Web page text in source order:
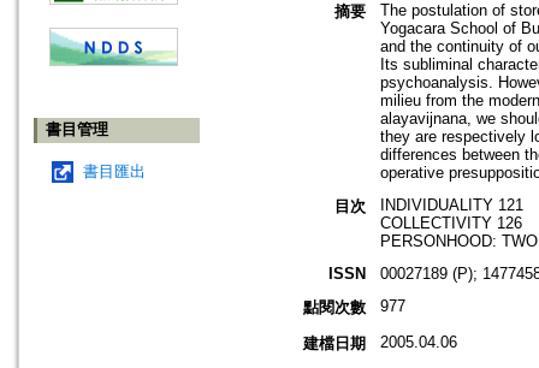
書目管理
書目匯出
摘要
The postulation of
Yogacara School of
and the continuity of
Its subliminal
psychoanalysis.
milieu from the
alayavijnana, we
they are respectively
differences between
operative
目次
INDIVIDUALITY 121
COLLECTIVITY 126
PERSONHOOD:
ISSN
00027189 (P);
點閱次數
977
建檔日期 2005.04.06